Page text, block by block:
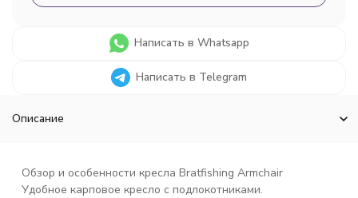
Написать в Whatsapp
Написать в Telegram
Описание
Обзор и особенности кресла Bratfishing Armchair
Удобное карповое кресло с подлокотниками.